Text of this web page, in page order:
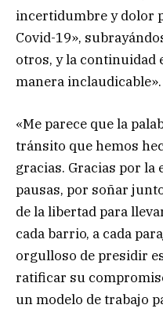
incertidumbre y dolor
Covid-19»,
otros, y la continuidad
manera inclaudicable».
«Me parece que la
tránsito que hemos
gracias. Gracias por la
pausas, por soñar
de la libertad para
cada barrio, a cada
orgulloso de presidir
ratificar su
un modelo de trabajo